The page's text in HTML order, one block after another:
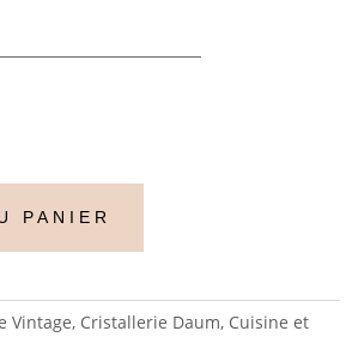
PANIER
Vintage, Cristallerie Daum, Cuisine et